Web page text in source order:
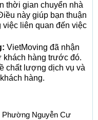
thời gian chuyển nhà
này giúp bạn thuận
việc liên quan đến việc
VietMoving đã nhận
hàng trước đó.
chất lượng dịch vụ và
hàng.
Nguyễn Cư